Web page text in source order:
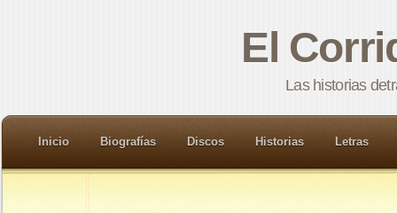
El
Las historias
Inicio Biografías Discos Historias Letras